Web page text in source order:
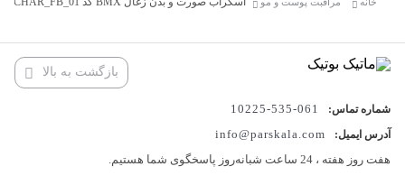
صاف‌تر شدن بافت پوست
پاکسازی عمیق منافذ پوست
جذب آلودگی‌ها و سموم پوست
مناسب انواع پوست صورت و بدن
کاهش جوش‌های سرسیاه و سرسفید
بازگشت به بالا
شماره تماس: 061-535-10225
آدرس ایمیل:
info@parskala.com
هفت روز هفته ، 24 ساعت شبانه‌روز پاسخگوی شما هستیم.